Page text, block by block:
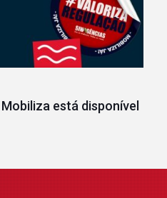
está disponível